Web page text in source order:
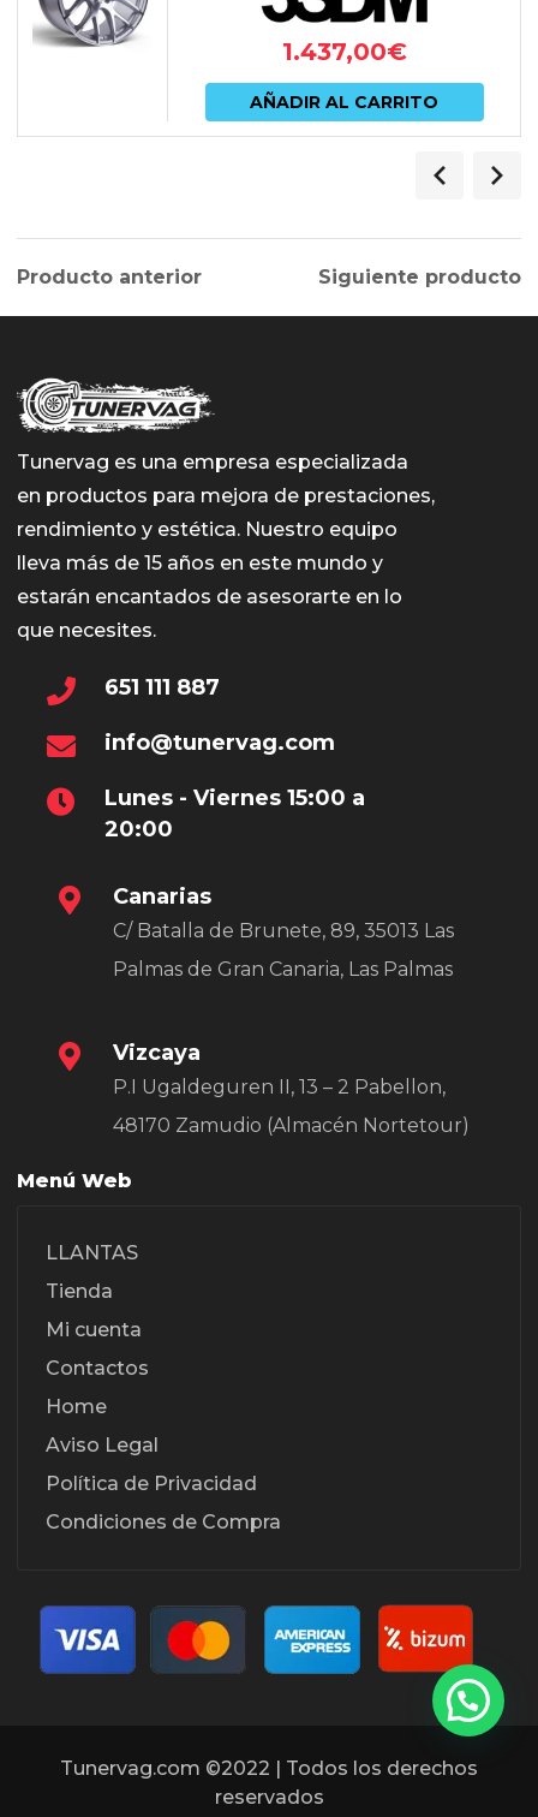
1.437,00€
AÑADIR AL CARRITO
Producto anterior Siguiente producto
Tunervag es una empresa especializada
en productos para mejora de prestaciones,
rendimiento y estética. Nuestro equipo
lleva más de 15 años en este mundo y
estarán encantados de asesorarte en lo
que necesites.
651 111 887
info@tunervag.com
Lunes - Viernes 15:00 a
20:00
Canarias
C/ Batalla de Brunete, 89, 35013 Las
Palmas de Gran Canaria, Las Palmas
Vizcaya
P.I Ugaldeguren II, 13 – 2 Pabellon,
48170 Zamudio (Almacén Nortetour)
Menú Web
LLANTAS
Tienda
Mi cuenta
Contactos
Home
Aviso Legal
Política de Privacidad
Condiciones de Compra
Tunervag.com ©2022 | Todos los derechos
reservados